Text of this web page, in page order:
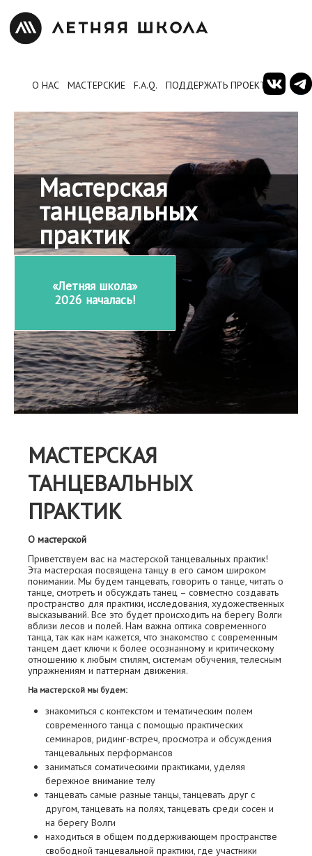
О НАС МАСТЕРСКИЕ F.A.Q. ПОДДЕРЖАТЬ ПРОЕКТ
Мастерская
танцевальных
практик
«Летняя школа»
2026 началась!
МАСТЕРСКАЯ
ТАНЦЕВАЛЬНЫХ
ПРАКТИК
О мастерской
Приветствуем вас на мастерской танцевальных практик!
Эта мастерская посвящена танцу в его самом широком
понимании. Мы будем танцевать, говорить о танце, читать о
танце, смотреть и обсуждать танец – совместно создавать
пространство для практики, исследования, художественных
высказываний. Все это будет происходить на берегу Волги
вблизи лесов и полей. Нам важна оптика современного
танца, так как нам кажется, что знакомство с современным
танцем дает ключи к более осознанному и критическому
отношению к любым стилям, системам обучения, телесным
упражнениям и паттернам движения.
На мастерской мы будем:
знакомиться с контекстом и тематическим полем
современного танца с помощью практических
семинаров, ридинг-встреч, просмотра и обсуждения
танцевальных перформансов
заниматься соматическими практиками, уделяя
бережное внимание телу
танцевать самые разные танцы, танцевать друг с
другом, танцевать на полях, танцевать среди сосен и
на берегу Волги
находиться в общем поддерживающем пространстве
свободной танцевальной практики, где участники